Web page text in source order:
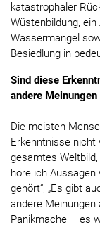
katastrophaler
Wüstenbildung,
Wassermangel
Besiedlung in
Sind diese
andere Meinungen
Die meisten
Erkenntnisse
gesamtes
höre ich Aussagen
gehört“, „Es gibt
andere Meinungen
Panikmache – es